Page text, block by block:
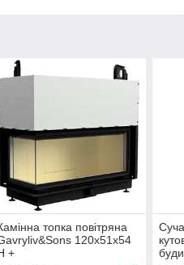
топка повітряна
120х51х54
+